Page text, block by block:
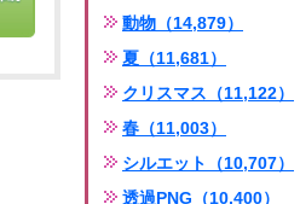
動物（14,879）
夏（11,681）
クリスマス（11,122）
春（11,003）
シルエット（10,707）
透過PNG（10,400）